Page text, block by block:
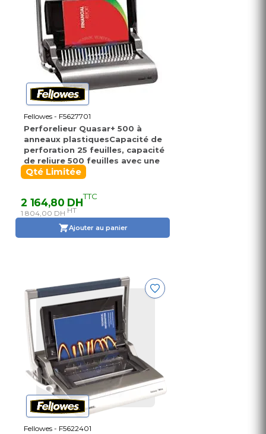
Fellowes - F5627701
Perforelieur Quasar+ 500 à
anneaux plastiquesCapacité de
perforation 25 feuilles, capacité
de reliure 500 feuilles avec une
taillemaximale d'anneau de 50
mmLevier de perforation
transversal facilitant la
perforation
Qté Limitée
2 164,80 DHTTC
1 804,00 DH HT
Ajouter au panier
Fellowes - F5622401